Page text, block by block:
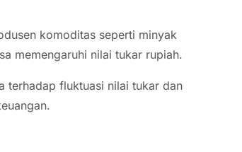
komoditas seperti minyak
memengaruhi nilai tukar rupiah.
terhadap fluktuasi nilai tukar dan